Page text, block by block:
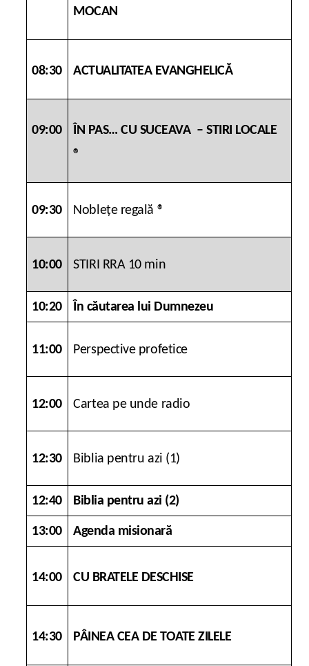
MOCAN
08:30 ACTUALITATEA EVANGHELICĂ
09:00
ÎN PAS… CU SUCEAVA – STIRI LOCALE
®
09:30 Nobleţe regală ®
10:00 STIRI RRA 10 min
10:20 În căutarea lui Dumnezeu
11:00 Perspective profetice
12:00 Cartea pe unde radio
12:30 Biblia pentru azi (1)
12:40 Biblia pentru azi (2)
13:00 Agenda misionară
14:00 CU BRATELE DESCHISE
14:30 PÂINEA CEA DE TOATE ZILELE